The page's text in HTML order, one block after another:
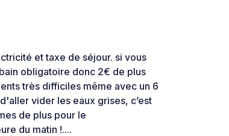
et taxe de séjour. si vous
obligatoire donc 2€ de plus
très difficiles même avec un 6
vider les eaux grises, c’est
de plus pour le
du matin !....